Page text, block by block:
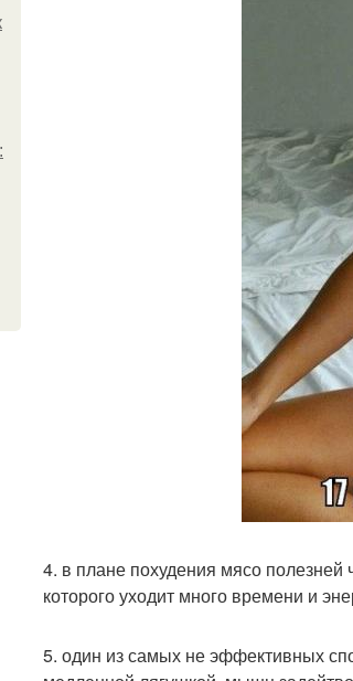
4. в плане похудения мясо полезней
которого уходит много времени и
5. один из самых не эффективных